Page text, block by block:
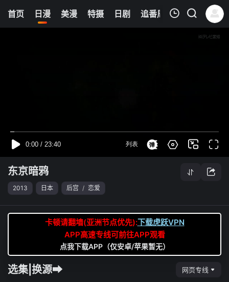
首页 日漫 美漫 特摄 日剧 追番周表 今日更新
0
东京暗鸦
2013 日本 后宫 / 恋爱
卡顿请翻墙(亚洲节点优先):下载虎跃VPN
APP高速专线可前往APP观看
点我下载APP（仅安卓/苹果暂无）
选集|换源➡ 网页专线